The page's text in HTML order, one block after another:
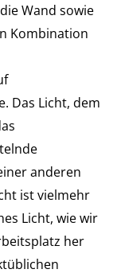
Wand sowie
Kombination
Das Licht, dem
anderen
ist vielmehr
Licht, wie wir
her